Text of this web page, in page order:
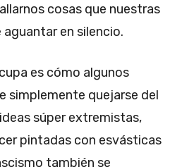
cosas que nuestras
en silencio.
es cómo algunos
simplemente quejarse del
súper extremistas,
pintadas con esvásticas
también se